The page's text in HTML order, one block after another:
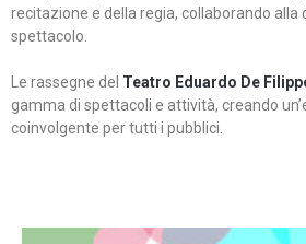
recitazione e della regia, collaborando alla
spettacolo.
Le rassegne del Teatro Eduardo De
gamma di spettacoli e attività, creando
coinvolgente per tutti i pubblici.